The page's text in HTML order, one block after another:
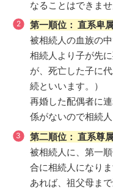
なることはできませ
第一順位： 直系卑
被相続人の血族の
相続人より子が先
が、死亡した子に
続といいます。）
再婚した配偶者に
係がないので相続人
第二順位： 直系尊
被相続人に、第一
合に相続人になり
あれば、祖父母まで